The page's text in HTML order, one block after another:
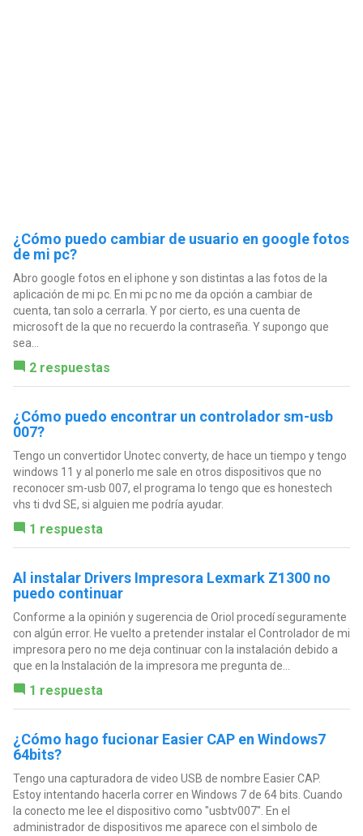
¿Cómo puedo cambiar de usuario en google fotos
de mi pc?
Abro google fotos en el iphone y son distintas a las fotos de la
aplicación de mi pc. En mi pc no me da opción a cambiar de
cuenta, tan solo a cerrarla. Y por cierto, es una cuenta de
microsoft de la que no recuerdo la contraseña. Y supongo que
sea...
2 respuestas
¿Cómo puedo encontrar un controlador sm-usb
007?
Tengo un convertidor Unotec converty, de hace un tiempo y tengo
windows 11 y al ponerlo me sale en otros dispositivos que no
reconocer sm-usb 007, el programa lo tengo que es honestech
vhs ti dvd SE, si alguien me podría ayudar.
1 respuesta
Al instalar Drivers Impresora Lexmark Z1300 no
puedo continuar
Conforme a la opinión y sugerencia de Oriol procedí seguramente
con algún error. He vuelto a pretender instalar el Controlador de mi
impresora pero no me deja continuar con la instalación debido a
que en la Instalación de la impresora me pregunta de...
1 respuesta
¿Cómo hago fucionar Easier CAP en Windows7
64bits?
Tengo una capturadora de video USB de nombre Easier CAP.
Estoy intentando hacerla correr en Windows 7 de 64 bits. Cuando
la conecto me lee el dispositivo como "usbtv007". En el
administrador de dispositivos me aparece con el simbolo de